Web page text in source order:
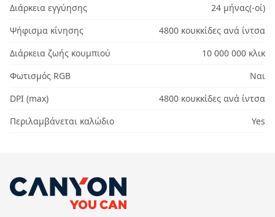
Διάρκεια εγγύησης
24 μήνας(-οί)
Ψήφισμα κίνησης
4800 κουκκίδες ανά ίντσα
Διάρκεια ζωής κουμπιού
10 000 000 κλικ
Φωτισμός RGB
Ναι
DPI (max)
4800 κουκκίδες ανά ίντσα
Περιλαμβάνεται καλώδιο
Yes